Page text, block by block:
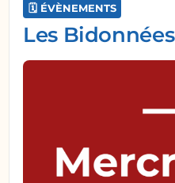
🗓️ ÉVÈNEMENTS
Les